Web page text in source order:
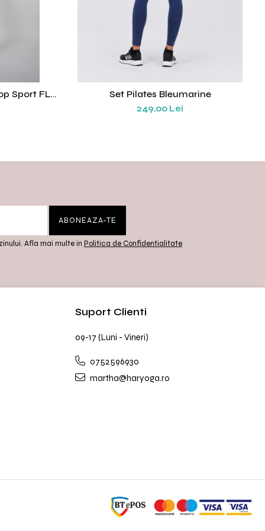
Sport FLY,
Set Pilates Bleumarine
249,00 Lei
Afla mai multe in Politica de Confidentialitate
Suport Clienti
09-17 (Luni - Vineri)
0752596930
martha@haryoga.ro